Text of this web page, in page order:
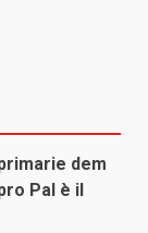
dem
Pal è il